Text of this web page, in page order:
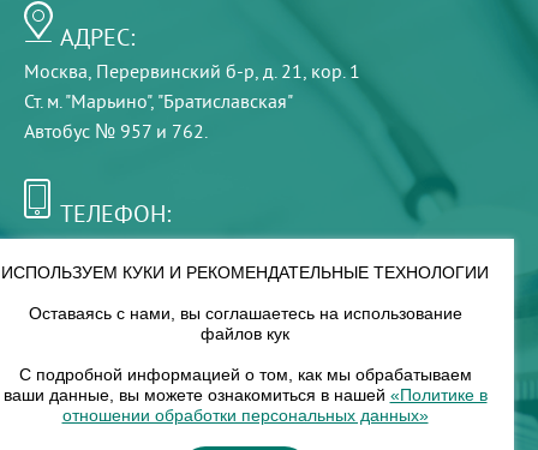
АДРЕС:
Москва, Перервинский б-р, д. 21, кор. 1
Ст. м. "Марьино", "Братиславская"
Автобус № 957 и 762.
ТЕЛЕФОН:
РЕЖИМ РАБОТЫ:
8 — 18
ИСПОЛЬЗУЕМ КУКИ И РЕКОМЕНДАТЕЛЬНЫЕ ТЕХНОЛОГИИ
Оставаясь с нами, вы соглашаетесь на использование
файлов кук
С подробной информацией о том, как мы обрабатываем
ваши данные, вы можете ознакомиться в нашей «Политике в
отношении обработки персональных данных»